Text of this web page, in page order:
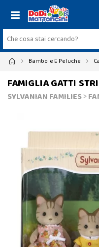
Bambole E Peluche
FAMIGLIA GATTI
SYLVANIAN FAMILIES>